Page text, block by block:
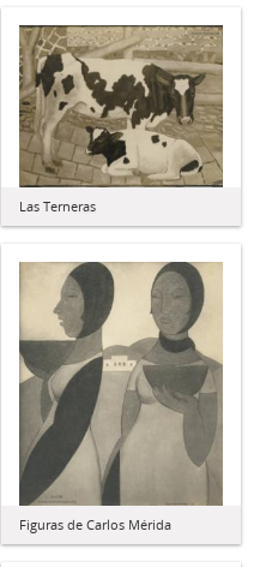
Las Terneras
Figuras de Carlos Mérida